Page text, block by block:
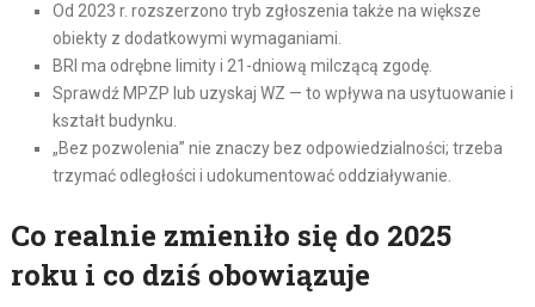
Od 2023 r. rozszerzono tryb zgłoszenia także na większe
obiekty z dodatkowymi wymaganiami.
BRI ma odrębne limity i 21-dniową milczącą zgodę.
Sprawdź MPZP lub uzyskaj WZ — to wpływa na usytuowanie i
kształt budynku.
„Bez pozwolenia” nie znaczy bez odpowiedzialności; trzeba
trzymać odległości i udokumentować oddziaływanie.
Co realnie zmieniło się do 2025
roku i co dziś obowiązuje